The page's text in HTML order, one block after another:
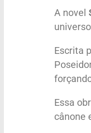
A novel
Escrita
Essa
cânone